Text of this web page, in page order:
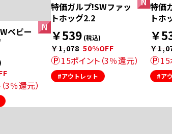
ベビー
3％還元）
特価ガルプ!SWファッ
トホッグ2.2
￥539 (税込)
￥1,078 50%OFF
15ポイント（3％還元）
#アウトレット
特価
トホ
￥
￥
15
#ア